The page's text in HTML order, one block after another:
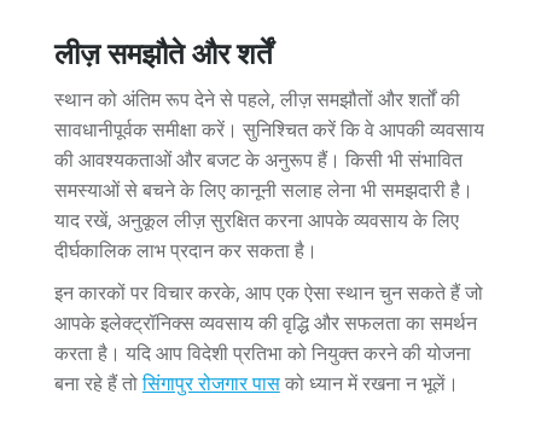
लीज़ समझौते और शर्तें
स्थान को अंतिम रूप देने से पहले, लीज़ समझौतों और शर्तों की
सावधानीपूर्वक समीक्षा करें। सुनिश्चित करें कि वे आपकी व्यवसाय
की आवश्यकताओं और बजट के अनुरूप हैं। किसी भी संभावित
समस्याओं से बचने के लिए कानूनी सलाह लेना भी समझदारी है।
याद रखें, अनुकूल लीज़ सुरक्षित करना आपके व्यवसाय के लिए
दीर्घकालिक लाभ प्रदान कर सकता है।
इन कारकों पर विचार करके, आप एक ऐसा स्थान चुन सकते हैं जो
आपके इलेक्ट्रॉनिक्स व्यवसाय की वृद्धि और सफलता का समर्थन
करता है। यदि आप विदेशी प्रतिभा को नियुक्त करने की योजना
बना रहे हैं तोसिंगापुर रोजगार पासको ध्यान में रखना न भूलें।